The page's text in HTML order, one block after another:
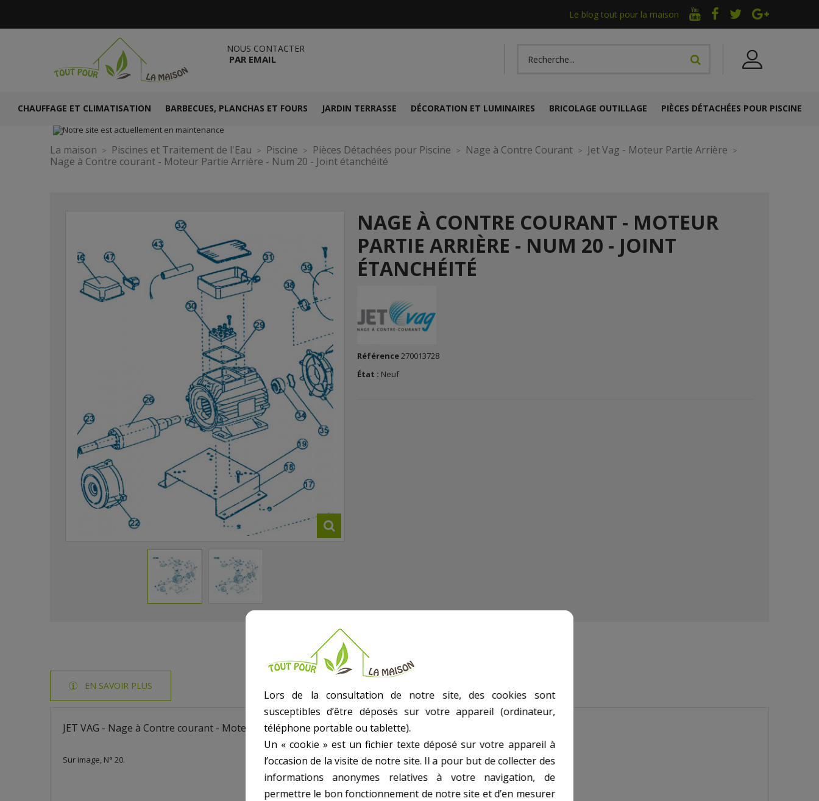
Le blog tout pour la maison
NOUS CONTACTER
PAR EMAIL
CHAUFFAGE ET CLIMATISATION BARBECUES, PLANCHAS ET FOURS JARDIN TERRASSE DÉCORATION ET LUMINAIRES BRICOLAGE OUTILLAGE PIÈCES DÉTACHÉES POUR PISCINE
La maison Piscines et Traitement de l'Eau Piscine Pièces Détachées pour Piscine Nage à Contre Courant
Jet Vag - Moteur Partie Arrière
Nage à Contre courant - Moteur Partie Arrière - Num 20 - Joint étanchéité
NAGE À CONTRE COURANT - MOTEUR
PARTIE ARRIÈRE - NUM 20 - JOINT
ÉTANCHÉITÉ
Référence270013728
État : Neuf
EN SAVOIR PLUS
JET VAG - Nage à Contre courant - Moteur Arrière - Joint étanchéité.
Sur image, N° 20.
Lors de la consultation de notre site, des cookies sont
susceptibles d’être déposés sur votre appareil (ordinateur,
téléphone portable ou tablette).
Un « cookie » est un fichier texte déposé sur votre appareil à
l’occasion de la visite de notre site. Il a pour but de collecter des
informations anonymes relatives à votre navigation, de
permettre le bon fonctionnement de notre site et d’en mesurer